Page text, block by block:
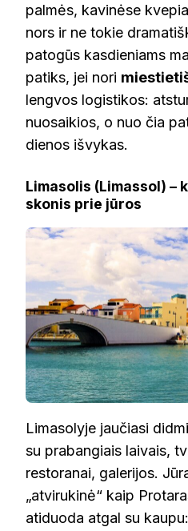
palmės, kavinėse
nors ir ne tokie
patogūs kasdieniams
patiks, jei nori
lengvos logistikos:
nuosaikios, o nuo čia
dienos išvykas.
Limasolis (Limassol) –
skonis prie jūros
Limasolyje jaučiasi
su prabangiais laivais,
restoranai, galerijos.
„atvirukinė“ kaip
atiduoda atgal su